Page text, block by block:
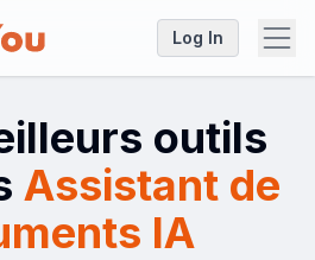
Log In
outils
Assistant de
IA